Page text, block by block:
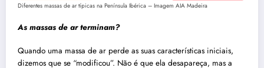
Diferentes massas de ar típicas na Península Ibérica – Imagem AIA Madeira
As massas de ar terminam?
Quando uma massa de ar perde as suas características iniciais,
dizemos que se “modificou”. Não é que ela desapareça, mas a